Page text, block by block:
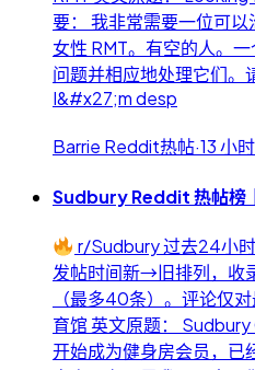
要： 我非常需要一位可
女性 RMT。有空的人。
问题并相应地处理它们。
I&#x27;m desp
Barrie Reddit热帖·13 小
Sudbury Reddit 热帖榜
r/Sudbury 过去24小
发帖时间新→旧排列，收
（最多40条）。评论仅
育馆 英文原题：
开始成为健身房会员，已